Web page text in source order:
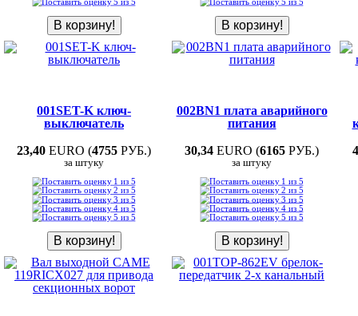
001SET-K ключ-
выключатель
23,40 EURO (4755 РУБ.)
за штуку
002BN1 плата аварийного
питания
30,34 EURO (6165 РУБ.)
за штуку